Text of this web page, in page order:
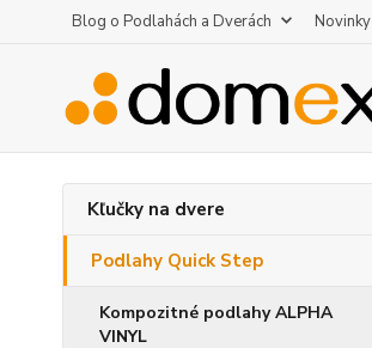
Blog o Podlahách a Dverách Novinky
Kľučky na dvere
Podlahy Quick Step
Kompozitné podlahy ALPHA
VINYL